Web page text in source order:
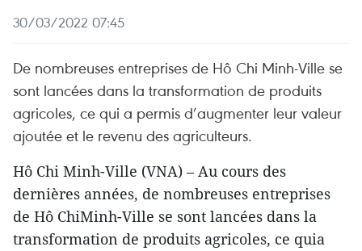
30/03/2022 07:45
De nombreuses entreprises de Hô Chi Minh-Ville se
sont lancées dans la transformation de produits
agricoles, ce qui a permis d’augmenter leur valeur
ajoutée et le revenu des agriculteurs.
Hô Chi Minh-Ville (VNA) – Au cours des
dernières années, de nombreuses entreprises
de Hô ChiMinh-Ville se sont lancées dans la
transformation de produits agricoles, ce quia